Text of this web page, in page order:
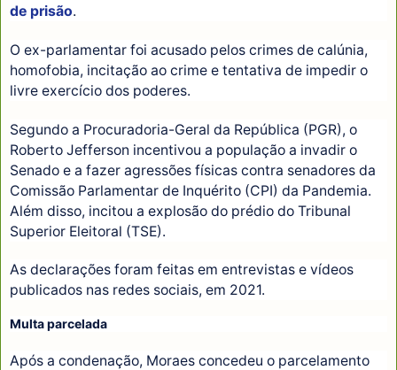
de prisão.
O ex-parlamentar foi acusado pelos crimes de calúnia,
homofobia, incitação ao crime e tentativa de impedir o
livre exercício dos poderes.
Segundo a Procuradoria-Geral da República (PGR), o
Roberto Jefferson incentivou a população a invadir o
Senado e a fazer agressões físicas contra senadores da
Comissão Parlamentar de Inquérito (CPI) da Pandemia.
Além disso, incitou a explosão do prédio do Tribunal
Superior Eleitoral (TSE).
As declarações foram feitas em entrevistas e vídeos
publicados nas redes sociais, em 2021.
Multa parcelada
Após a condenação, Moraes concedeu o parcelamento